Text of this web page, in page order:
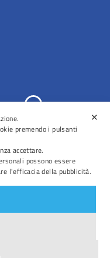
Prenotazioni
✕
premendo i pulsanti
accettare.
possono essere
l'efficacia della pubblicità.